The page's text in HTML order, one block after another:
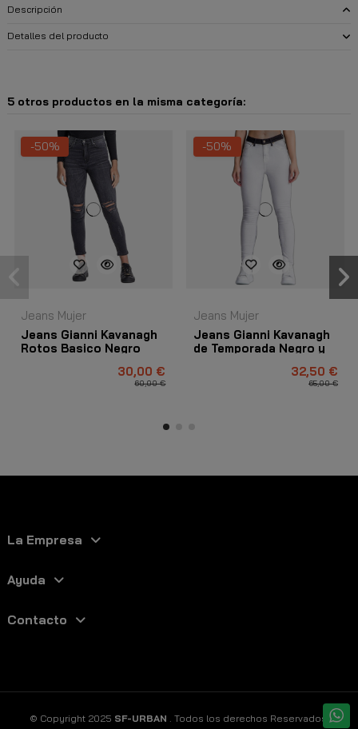
Descripción
Detalles del producto
5 otros productos en la misma categoría:
-50%
Jeans Mujer
Jeans Gianni Kavanagh
Rotos Basico Negro
30,00 €
60,00 €
-50%
Jeans Mujer
Jeans Gianni Kavanagh
de Temporada Negro y
32,50 €
65,00 €
La Empresa
Ayuda
Contacto
© Copyright 2025 SF-URBAN . Todos los derechos Reservados.